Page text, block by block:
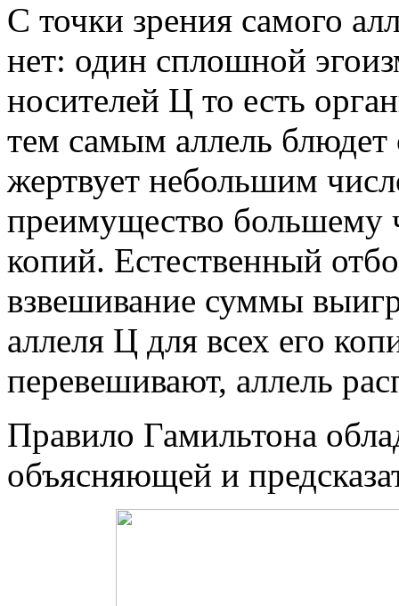
С точки зрения самого
нет: один сплошной
носителей Ц то есть
тем самым аллель
жертвует небольшим
преимущество большему
копий. Естественный
взвешивание суммы
аллеля Ц для всех его
перевешивают, аллель
Правило Гамильтона
объясняющей и